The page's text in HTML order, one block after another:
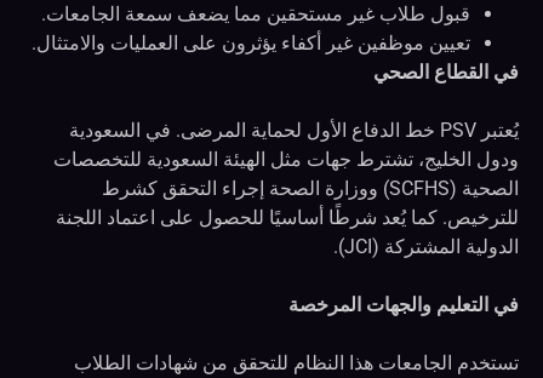
قبول طلاب غير مستحقين مما يضعف سمعة الجامعات.
تعيين موظفين غير أكفاء يؤثرون على العمليات والامتثال.
في القطاع الصحي
يُعتبر PSV خط الدفاع الأول لحماية المرضى. في السعودية
ودول الخليج، تشترط جهات مثل الهيئة السعودية للتخصصات
الصحية (SCFHS) ووزارة الصحة إجراء التحقق كشرط
للترخيص. كما يُعد شرطًا أساسيًا للحصول على اعتماد اللجنة
الدولية المشتركة (JCI).
في التعليم والجهات المرخصة
تستخدم الجامعات هذا النظام للتحقق من شهادات الطلاب